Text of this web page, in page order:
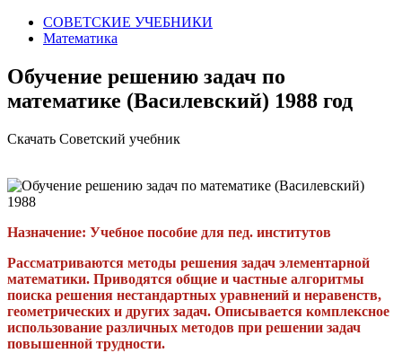
СОВЕТСКИЕ УЧЕБНИКИ
Математика
Обучение решению задач по
математике (Василевский) 1988 год
Скачать Советский учебник
Назначение: Учебное пособие для пед. институтов
Рассматриваются методы решения задач элементарной
математики. Приводятся общие и частные алгоритмы
поиска решения нестандартных уравнений и неравенств,
геометрических и других задач. Описывается комплексное
использование различных методов при решении задач
повышенной трудности.